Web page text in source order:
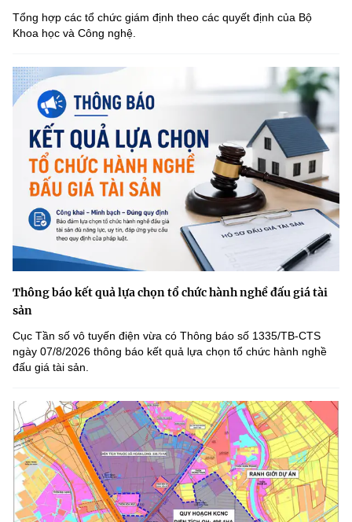
Tổng hợp các tổ chức giám định theo các quyết định của Bộ
Khoa học và Công nghệ.
Thông báo kết quả lựa chọn tổ chức hành nghề đấu giá tài
sản
Cục Tần số vô tuyến điện vừa có Thông báo số 1335/TB-CTS
ngày 07/8/2026 thông báo kết quả lựa chọn tổ chức hành nghề
đấu giá tài sản.